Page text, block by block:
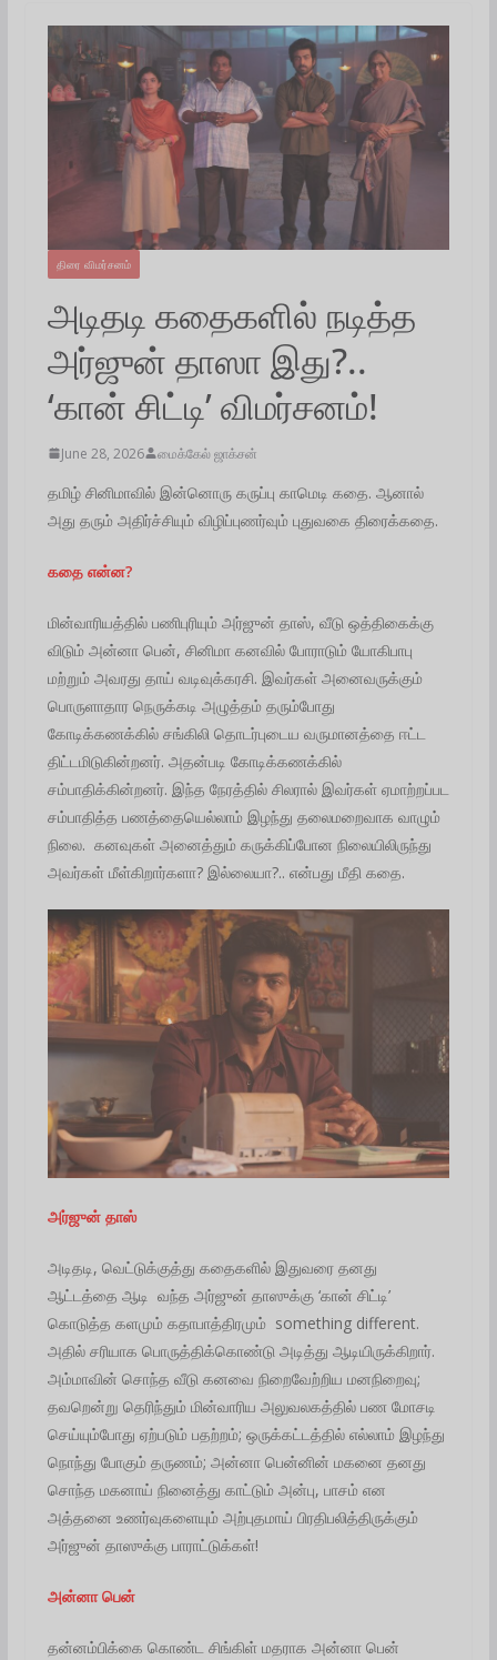
திரை விமர்சனம்
அடிதடி கதைகளில் நடித்த
அர்ஜுன் தாஸா இது?..
‘கான் சிட்டி’ விமர்சனம்!
June 28, 2026 மைக்கேல் ஜாக்சன்
தமிழ் சினிமாவில் இன்னொரு கருப்பு காமெடி கதை. ஆனால்
அது தரும் அதிர்ச்சியும் விழிப்புணர்வும் புதுவகை திரைக்கதை.
கதை என்ன?
மின்வாரியத்தில் பணிபுரியும் அர்ஜுன் தாஸ், வீடு ஒத்திகைக்கு
விடும் அன்னா பென், சினிமா கனவில் போராடும் யோகிபாபு
மற்றும் அவரது தாய் வடிவுக்கரசி. இவர்கள் அனைவருக்கும்
பொருளாதார நெருக்கடி அழுத்தம் தரும்போது
கோடிக்கணக்கில் சங்கிலி தொடர்புடைய வருமானத்தை ஈட்ட
திட்டமிடுகின்றனர். அதன்படி கோடிக்கணக்கில்
சம்பாதிக்கின்றனர். இந்த நேரத்தில் சிலரால் இவர்கள் ஏமாற்றப்பட
சம்பாதித்த பணத்தையெல்லாம் இழந்து தலைமறைவாக வாழும்
நிலை. கனவுகள் அனைத்தும் கருக்கிப்போன நிலையிலிருந்து
அவர்கள் மீள்கிறார்களா? இல்லையா?.. என்பது மீதி கதை.
அர்ஜுன் தாஸ்
அடிதடி, வெட்டுக்குத்து கதைகளில் இதுவரை தனது
ஆட்டத்தை ஆடி வந்த அர்ஜுன் தாஸுக்கு ‘கான் சிட்டி’
கொடுத்த களமும் கதாபாத்திரமும் something different.
அதில் சரியாக பொருத்திக்கொண்டு அடித்து ஆடியிருக்கிறார்.
அம்மாவின் சொந்த வீடு கனவை நிறைவேற்றிய மனநிறைவு;
தவறென்று தெரிந்தும் மின்வாரிய அலுவலகத்தில் பண மோசடி
செய்யும்போது ஏற்படும் பதற்றம்; ஒருக்கட்டத்தில் எல்லாம் இழந்து
நொந்து போகும் தருணம்; அன்னா பென்னின் மகனை தனது
சொந்த மகனாய் நினைத்து காட்டும் அன்பு, பாசம் என
அத்தனை உணர்வுகளையும் அற்புதமாய் பிரதிபலித்திருக்கும்
அர்ஜுன் தாஸுக்கு பாராட்டுக்கள்!
அன்னா பென்
தன்னம்பிக்கை கொண்ட சிங்கிள் மதராக அன்னா பென்